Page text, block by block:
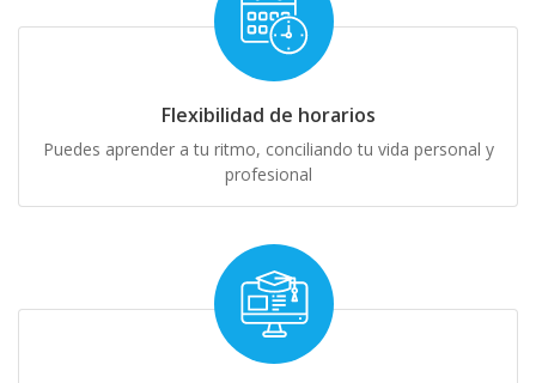
Flexibilidad de horarios
Puedes aprender a tu ritmo, conciliando tu vida personal y
profesional